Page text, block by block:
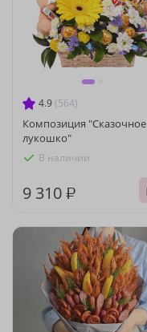
4.9 (564)
Композиция "Сказочное
лукошко"
В наличии
9 310 ₽